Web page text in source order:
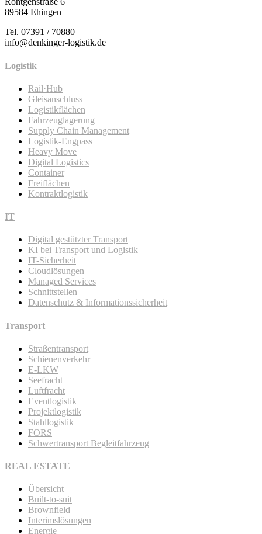
89584 Ehingen
Tel. 07391 / 70880
info@denkinger-logistik.de
Logistik
Rail·Hub
Gleisanschluss
Logistikflächen
Fahrzeuglagerung
Supply Chain Management
Logistik-Engpass
Heavy Move
Digital Logistics
Container
Freiflächen
Kontraktlogistik
IT
Digital gestützter Transport
KI bei Transport und Logistik
IT-Sicherheit
Cloudlösungen
Managed Services
Schnittstellen
Datenschutz & Informationssicherheit
Transport
Straßentransport
Schienenverkehr
E-LKW
Seefracht
Luftfracht
Eventlogistik
Projektlogistik
Stahllogistik
FORS
Schwertransport Begleitfahrzeug
REAL ESTATE
Übersicht
Built-to-suit
Brownfield
Interimslösungen
Energie